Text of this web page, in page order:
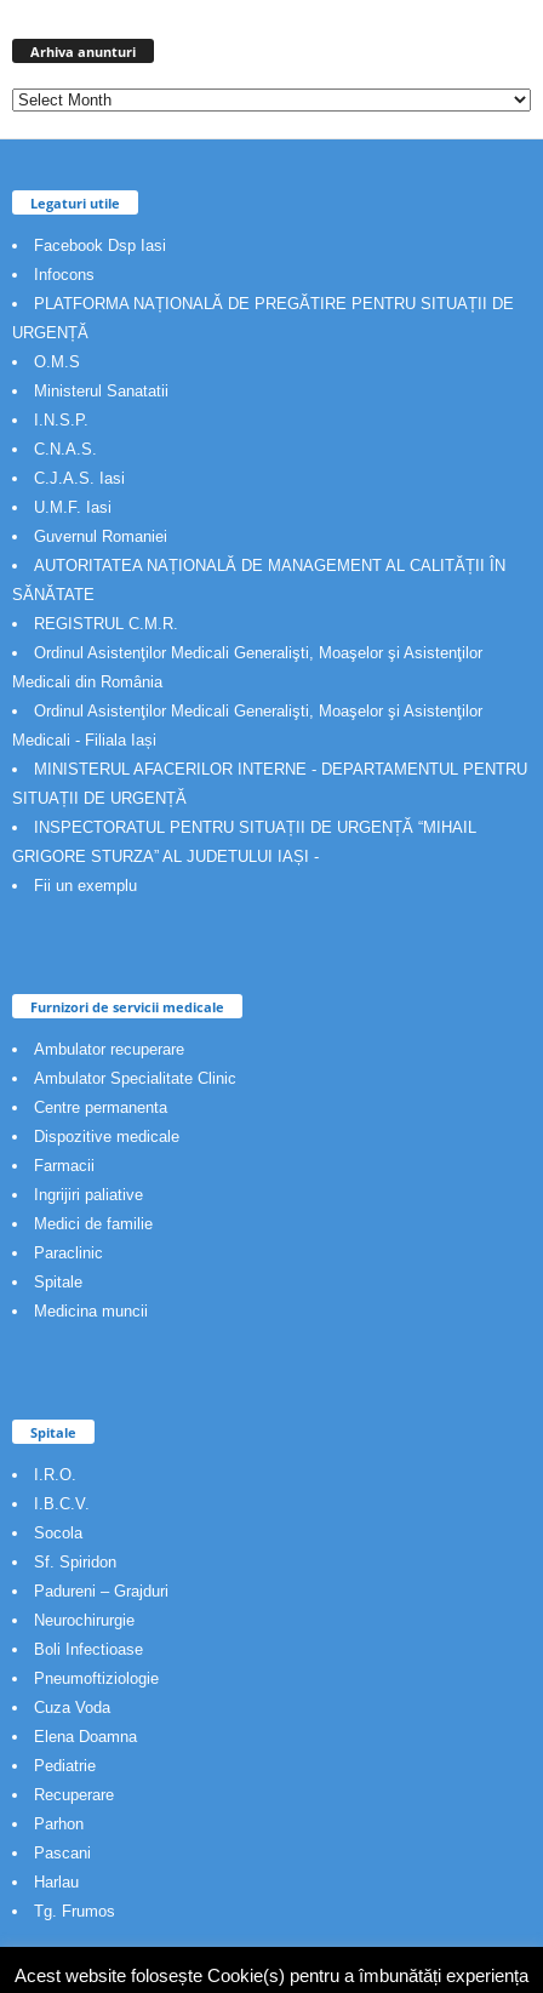
Arhiva anunturi
Legaturi utile
Facebook Dsp Iasi
Infocons
PLATFORMA NAȚIONALĂ DE PREGĂTIRE PENTRU SITUAȚII DE
URGENȚĂ
O.M.S
Ministerul Sanatatii
I.N.S.P.
C.N.A.S.
C.J.A.S. Iasi
U.M.F. Iasi
Guvernul Romaniei
AUTORITATEA NAȚIONALĂ DE MANAGEMENT AL CALITĂȚII ÎN
SĂNĂTATE
REGISTRUL C.M.R.
Ordinul Asistenţilor Medicali Generalişti, Moaşelor şi Asistenţilor
Medicali din România
Ordinul Asistenţilor Medicali Generalişti, Moaşelor şi Asistenţilor
Medicali - Filiala Iași
MINISTERUL AFACERILOR INTERNE - DEPARTAMENTUL PENTRU
SITUAȚII DE URGENȚĂ
INSPECTORATUL PENTRU SITUAȚII DE URGENȚĂ “MIHAIL
GRIGORE STURZA” AL JUDETULUI IAȘI -
Fii un exemplu
Furnizori de servicii medicale
Ambulator recuperare
Ambulator Specialitate Clinic
Centre permanenta
Dispozitive medicale
Farmacii
Ingrijiri paliative
Medici de familie
Paraclinic
Spitale
Medicina muncii
Spitale
I.R.O.
I.B.C.V.
Socola
Sf. Spiridon
Padureni – Grajduri
Neurochirurgie
Boli Infectioase
Pneumoftiziologie
Cuza Voda
Elena Doamna
Pediatrie
Recuperare
Parhon
Pascani
Harlau
Tg. Frumos
Acest website folosește Cookie(s) pentru a îmbunătăți experiența